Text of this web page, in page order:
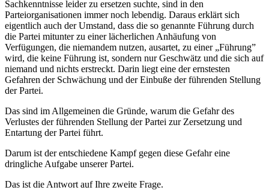
Sachkenntnisse leider zu ersetzen suchte, sind in den
Parteiorganisationen immer noch lebendig. Daraus erklärt sich
eigentlich auch der Umstand, dass die so genannte Führung durch
die Partei mitunter zu einer lächerlichen Anhäufung von
Verfügungen, die niemandem nutzen, ausartet, zu einer „Führung”
wird, die keine Führung ist, sondern nur Geschwätz und die sich auf
niemand und nichts erstreckt. Darin liegt eine der ernstesten
Gefahren der Schwächung und der Einbuße der führenden Stellung
der Partei.
Das sind im Allgemeinen die Gründe, warum die Gefahr des
Verlustes der führenden Stellung der Partei zur Zersetzung und
Entartung der Partei führt.
Darum ist der entschiedene Kampf gegen diese Gefahr eine
dringliche Aufgabe unserer Partei.
Das ist die Antwort auf Ihre zweite Frage.